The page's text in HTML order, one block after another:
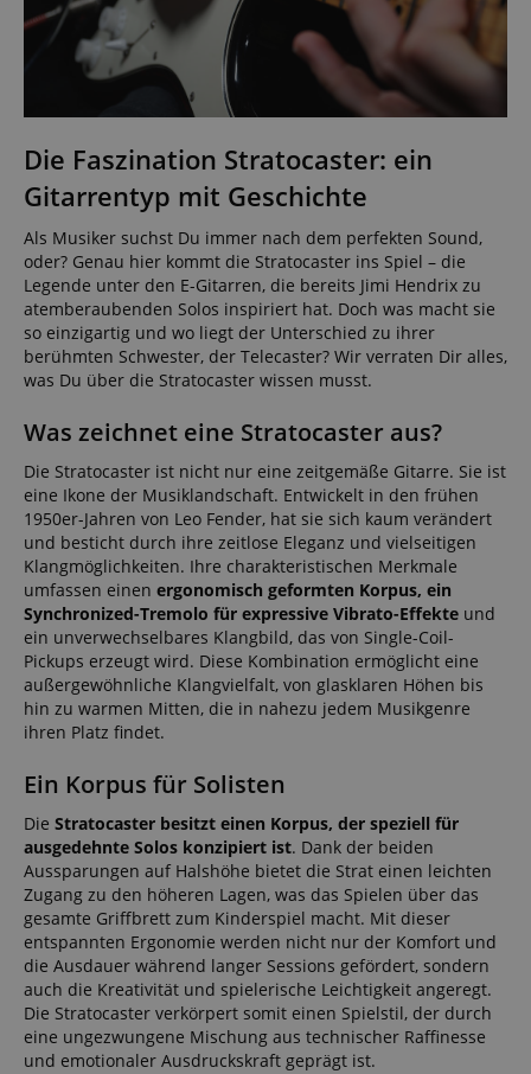
Die Faszination Stratocaster: ein
Gitarrentyp mit Geschichte
Als Musiker suchst Du immer nach dem perfekten Sound,
oder? Genau hier kommt die Stratocaster ins Spiel – die
Legende unter den E-Gitarren, die bereits Jimi Hendrix zu
atemberaubenden Solos inspiriert hat. Doch was macht sie
so einzigartig und wo liegt der Unterschied zu ihrer
berühmten Schwester, der Telecaster? Wir verraten Dir alles,
was Du über die Stratocaster wissen musst.
Was zeichnet eine Stratocaster aus?
Die Stratocaster ist nicht nur eine zeitgemäße Gitarre. Sie ist
eine Ikone der Musiklandschaft. Entwickelt in den frühen
1950er-Jahren von Leo Fender, hat sie sich kaum verändert
und besticht durch ihre zeitlose Eleganz und vielseitigen
Klangmöglichkeiten. Ihre charakteristischen Merkmale
umfassen einen ergonomisch geformten Korpus, ein
Synchronized-Tremolo für expressive Vibrato-Effekte und
ein unverwechselbares Klangbild, das von Single-Coil-
Pickups erzeugt wird. Diese Kombination ermöglicht eine
außergewöhnliche Klangvielfalt, von glasklaren Höhen bis
hin zu warmen Mitten, die in nahezu jedem Musikgenre
ihren Platz findet.
Ein Korpus für Solisten
Die Stratocaster besitzt einen Korpus, der speziell für
ausgedehnte Solos konzipiert ist. Dank der beiden
Aussparungen auf Halshöhe bietet die Strat einen leichten
Zugang zu den höheren Lagen, was das Spielen über das
gesamte Griffbrett zum Kinderspiel macht. Mit dieser
entspannten Ergonomie werden nicht nur der Komfort und
die Ausdauer während langer Sessions gefördert, sondern
auch die Kreativität und spielerische Leichtigkeit angeregt.
Die Stratocaster verkörpert somit einen Spielstil, der durch
eine ungezwungene Mischung aus technischer Raffinesse
und emotionaler Ausdruckskraft geprägt ist.
user (what
answers were
clicked, on
which page
he was the
last time,
etc.).
Google-